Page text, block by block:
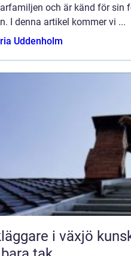
och är känd för sin
I denna artikel kommer vi ...
Uddenholm
i växjö kunskap, trygghet och